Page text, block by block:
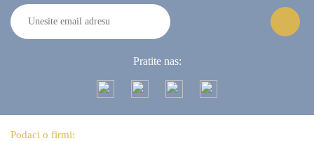
Pratite nas:
Podaci o firmi: